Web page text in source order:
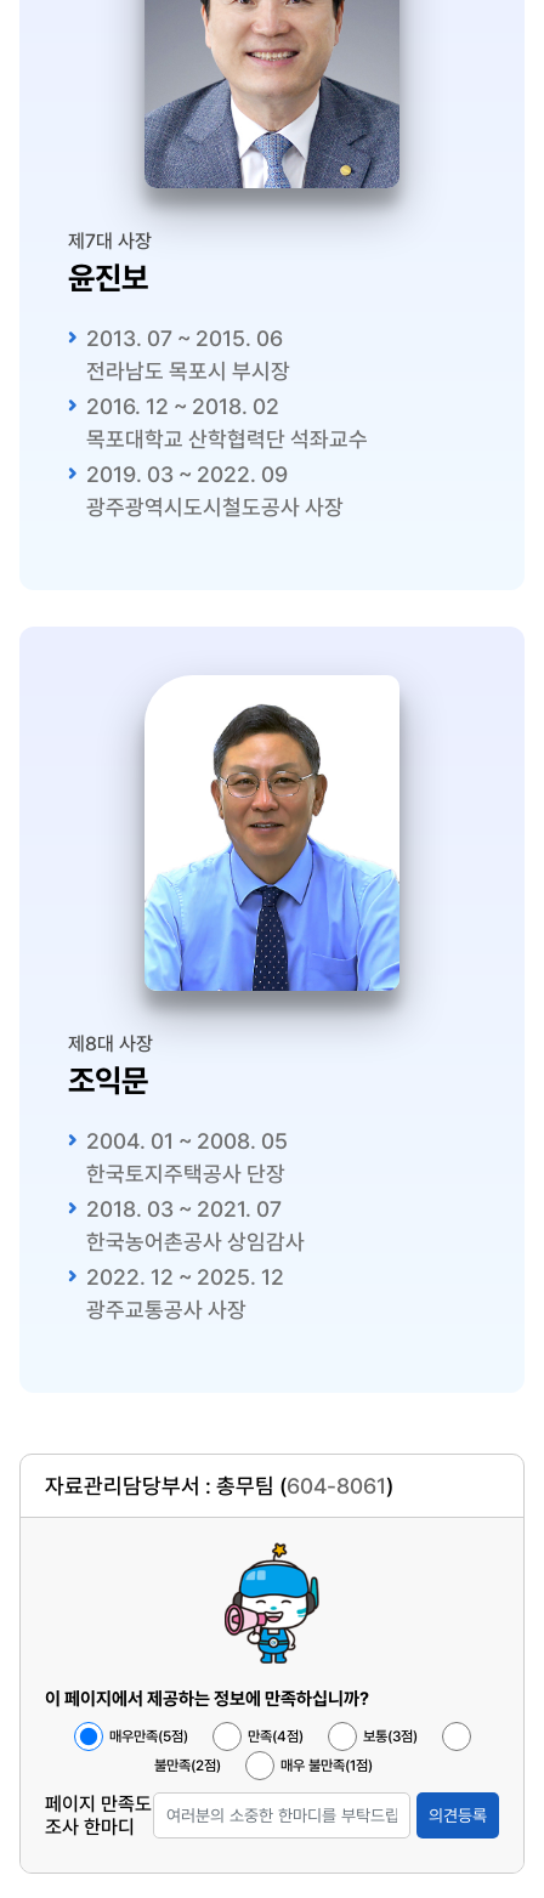
제7대 사장
윤진보
2013. 07 ~ 2015. 06
전라남도 목포시 부시장
2016. 12 ~ 2018. 02
목포대학교 산학협력단 석좌교수
2019. 03 ~ 2022. 09
광주광역시도시철도공사 사장
제8대 사장
조익문
2004. 01 ~ 2008. 05
한국토지주택공사 단장
2018. 03 ~ 2021. 07
한국농어촌공사 상임감사
2022. 12 ~ 2025. 12
광주교통공사 사장
자료관리담당부서 : 총무팀 (604-8061)
이 페이지에서 제공하는 정보에 만족하십니까?
매우만족(5점) 만족(4점)
보통(3점)
불만족(2점)
매우 불만족(1점)
페이지 만족도
조사 한마디
의견등록